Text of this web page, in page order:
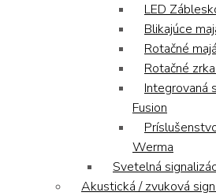
LED
Blikajúce
Rotačné
Rotačné
Integrovaná
Fusion
Werma
Svetelná
Akustická / zvuková